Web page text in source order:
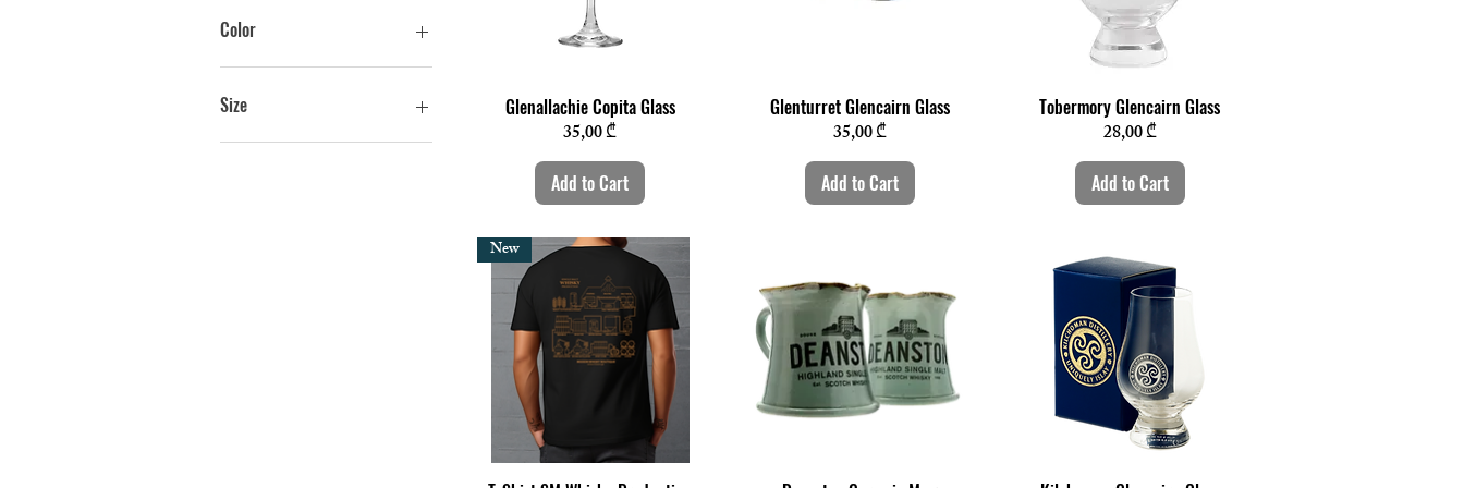
28 ₾
Color
Size
Large
Quick View
Glenallachie Copita Glass
Price
35,00 ₾
Add to Cart
Quick View
Glenturret Glencairn Glass
Price
35,00 ₾
Add to Cart
Quick View
Tobermory Glencairn Glass
Price
28,00 ₾
Add to Cart
New